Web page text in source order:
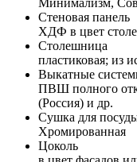
Стеновая панель
ХДФ в цвет
Столешница
пластиковая; из
Выкатные
ПВШ полного
(Россия) и др.
Сушка для
Хромированная
Цоколь